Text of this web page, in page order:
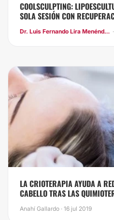
COOLSCULPTING:
SOLA SESIÓN CON
Dr. Luis Fernando Lira Menéndez
​LA CRIOTERAPIA AYUDA A
CABELLO TRAS LAS
Anahí Gallardo · 16 jul 2019